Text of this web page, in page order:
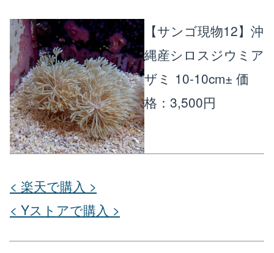
【サンゴ現物12】沖
縄産シロスジウミア
ザミ 10-10cm± 価
格：3,500円
< 楽天で購入 >
< Yストアで購入 >